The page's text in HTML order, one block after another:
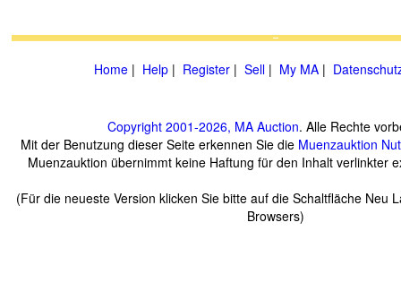
Home | Help | Register | Sell | My MA |
Copyright 2001-2026, MA Auction. Alle Rechte
Mit der Benutzung dieser Seite erkennen Sie die Muenzauktion
Muenzauktion übernimmt keine Haftung für den Inhalt verlinkter
(Für die neueste Version klicken Sie bitte auf die Schaltfläche Neu
Browsers)